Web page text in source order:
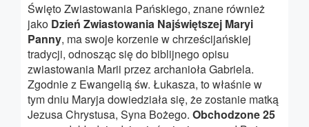
Święto Zwiastowania Pańskiego, znane również
jako Dzień Zwiastowania Najświętszej Maryi
Panny, ma swoje korzenie w chrześcijańskiej
tradycji, odnosząc się do biblijnego opisu
zwiastowania Marii przez archanioła Gabriela.
Zgodnie z Ewangelią św. Łukasza, to właśnie w
tym dniu Maryja dowiedziała się, że zostanie matką
Jezusa Chrystusa, Syna Bożego. Obchodzone 25